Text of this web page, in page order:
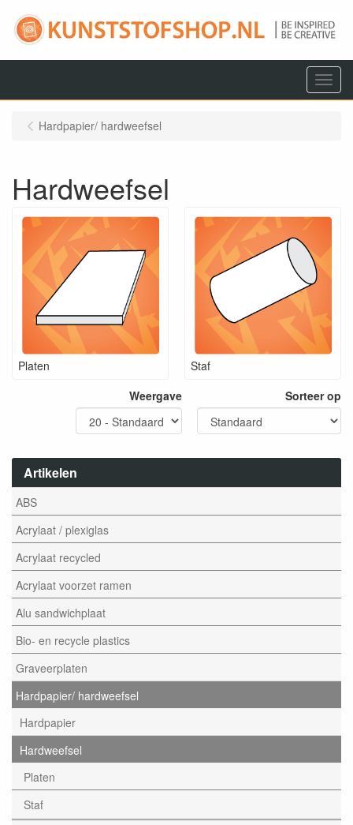
Menu
Artikelen
ABS
Acrylaat / plexiglas
Acrylaat recycled
Acrylaat voorzet ramen
Alu sandwichplaat
Bio- en recycle plastics
Graveerplaten
Hardpapier/ hardweefsel
Hardpapier
Hardweefsel
Platen
Staf
Hardpapier/ hardweefsel
Hardweefsel
Platen
Staf
Weergave
Sorteer op